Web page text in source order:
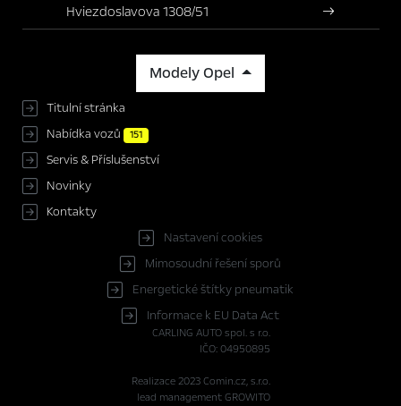
Hviezdoslavova 1308/51
Modely Opel
Titulní stránka
Nabídka vozů
151
Servis & Příslušenství
Novinky
Kontakty
Nastavení cookies
Mimosoudní řešení sporů
Energetické štítky pneumatik
Informace k EU Data Act
CARLING AUTO spol. s r.o.
IČO: 04950895
Realizace 2023 Comin.cz, s.r.o.
lead management GROWITO